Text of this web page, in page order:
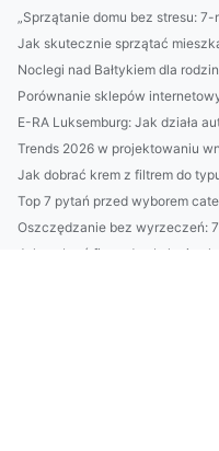
„Sprzątanie domu bez stresu:
Jak skutecznie sprzątać
Noclegi nad Bałtykiem dla
Porównanie sklepów
E-RA Luksemburg: Jak działa
Trends 2026 w projektowaniu
Jak dobrać krem z filtrem do
Top 7 pytań przed wyborem
Oszczędzanie bez wyrzeczeń:
Jak wybrać firmę do obsługi